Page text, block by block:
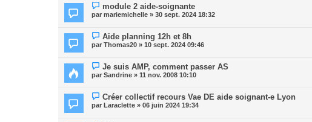
module 2 aide-soignante
par mariemichelle » 30 sept. 2024 18:32
Aide planning 12h et 8h
par Thomas20 » 10 sept. 2024 09:46
Je suis AMP, comment passer AS
par Sandrine » 11 nov. 2008 10:10
Créer collectif recours Vae DE aide soignant-e Lyon
par Laraclette » 06 juin 2024 19:34